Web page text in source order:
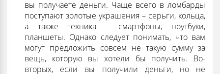
вы получаете деньги. Чаще всего в ломбарды
поступают золотые украшения – серьги, кольца,
а также техника – смартфоны, ноутбуки,
планшеты. Однако следует понимать, что вам
могут предложить совсем не такую ​​сумму за
вещь, которую вы хотели бы получить. Во-
вторых, если вы получили деньги, но не